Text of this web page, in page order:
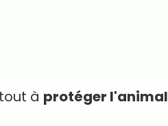
à protéger l'animal